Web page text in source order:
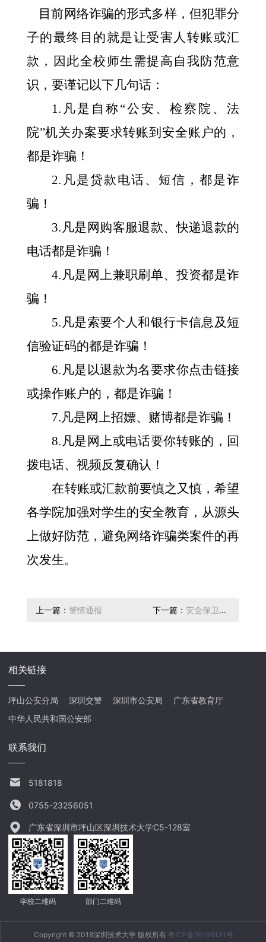
目前网络诈骗的形式多样，但犯罪分
子的最终目的就是让受害人转账或汇
款，因此全校师生需提高自我防范意
识，要谨记以下几句话：
1.凡是自称“公安、检察院、法
院”机关办案要求转账到安全账户的，
都是诈骗！
2.凡是贷款电话、短信，都是诈
骗！
3.凡是网购客服退款、快递退款的
电话都是诈骗！
4.凡是网上兼职刷单、投资都是诈
骗！
5.凡是索要个人和银行卡信息及短
信验证码的都是诈骗！
6.凡是以退款为名要求你点击链接
或操作账户的，都是诈骗！
7.凡是网上招嫖、赌博都是诈骗！
8.凡是网上或电话要你转账的，回
拨电话、视频反复确认！
在转账或汇款前要慎之又慎，希望
各学院加强对学生的安全教育，从源头
上做好防范，避免网络诈骗类案件的再
次发生。
上一篇： 警情通报 下一篇： 安全保卫中
相关链接
坪山公安分局 深圳交警 深圳市公安局
广东省教育厅
中华人民共和国公安部
联系我们
5181818
0755-23256051
广东省深圳市坪山区深圳技术大学C5-128室
学校二维码 部门二维码
Copyright © 2018深圳技术大学 版权所有 粤ICP备16106131号